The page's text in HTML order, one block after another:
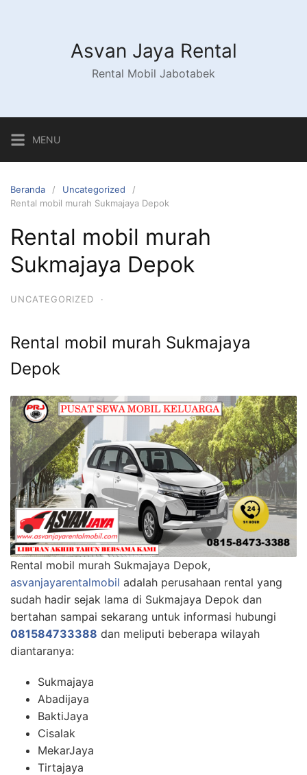
Asvan Jaya Rental
Rental Mobil Jabotabek
MENU
Beranda
Uncategorized
Rental mobil murah Sukmajaya Depok
Rental mobil murah
Sukmajaya Depok
UNCATEGORIZED ·
Rental mobil murah Sukmajaya
Depok
Rental mobil murah Sukmajaya Depok,
asvanjayarentalmobil adalah perusahaan rental yang
sudah hadir sejak lama di Sukmajaya Depok dan
bertahan sampai sekarang untuk informasi hubungi
081584733388 dan meliputi beberapa wilayah
diantaranya:
Sukmajaya
Abadijaya
BaktiJaya
Cisalak
MekarJaya
Tirtajaya